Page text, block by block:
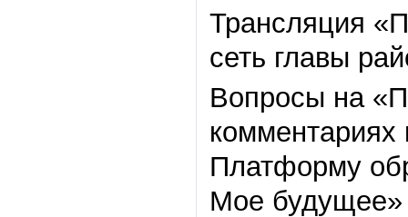
Трансляция
сеть главы
Вопросы на
комментариях
Платформу
Мое будущее»